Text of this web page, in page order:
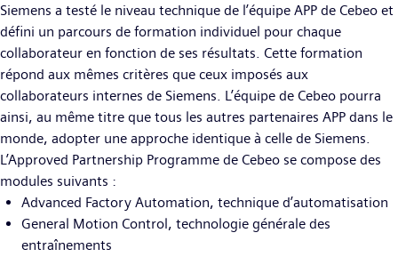
Siemens a testé le niveau technique de l’équipe APP de Cebeo et
défini un parcours de formation individuel pour chaque
collaborateur en fonction de ses résultats. Cette formation
répond aux mêmes critères que ceux imposés aux
collaborateurs internes de Siemens. L’équipe de Cebeo pourra
ainsi, au même titre que tous les autres partenaires APP dans le
monde, adopter une approche identique à celle de Siemens.
L’Approved Partnership Programme de Cebeo se compose des
modules suivants :
Advanced Factory Automation, technique d’automatisation
General Motion Control, technologie générale des
entraînements